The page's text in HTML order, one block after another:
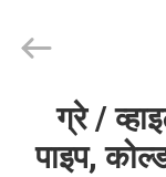
ग्रे /
पाइप,